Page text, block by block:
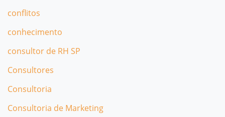
conflitos
conhecimento
consultor de RH SP
Consultores
Consultoria
Consultoria de Marketing